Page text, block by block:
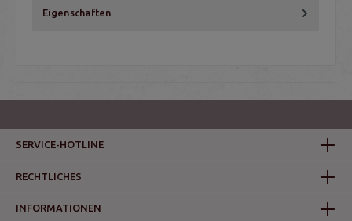
Eigenschaften
SERVICE-HOTLINE
RECHTLICHES
INFORMATIONEN